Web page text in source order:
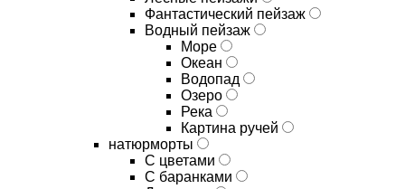
Фантастический пейзаж
Водный пейзаж
Море
Океан
Водопад
Озеро
Река
Картина ручей
натюрморты
С цветами
С баранками